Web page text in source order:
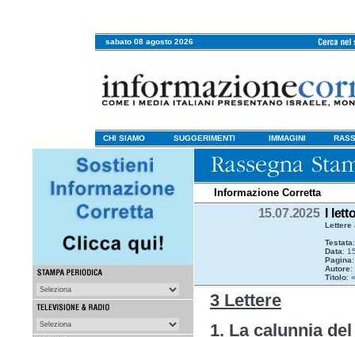
sabato 08 agosto 2026
CHI SIAMO SUGGERIMENTI IMMAGINI
Informazione Corretta
15.07.2025 I
Lettere
Testata
Data:
Pagina
Autore:
Titolo:
3 Lettere
1. La calunnia